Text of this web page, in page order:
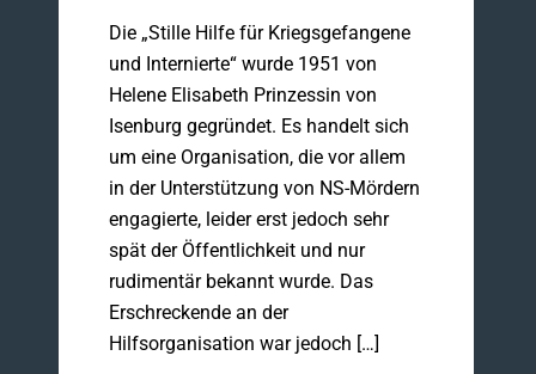
Die „Stille Hilfe für Kriegsgefangene
und Internierte“ wurde 1951 von
Helene Elisabeth Prinzessin von
Isenburg gegründet. Es handelt sich
um eine Organisation, die vor allem
in der Unterstützung von NS-Mördern
engagierte, leider erst jedoch sehr
spät der Öffentlichkeit und nur
rudimentär bekannt wurde. Das
Erschreckende an der
Hilfsorganisation war jedoch […]